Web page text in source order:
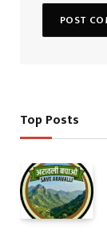
Top Posts